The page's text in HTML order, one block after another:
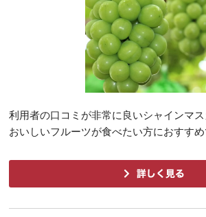
利用者の口コミが非常に良いシャインマ
おいしいフルーツが食べたい方におすすめ